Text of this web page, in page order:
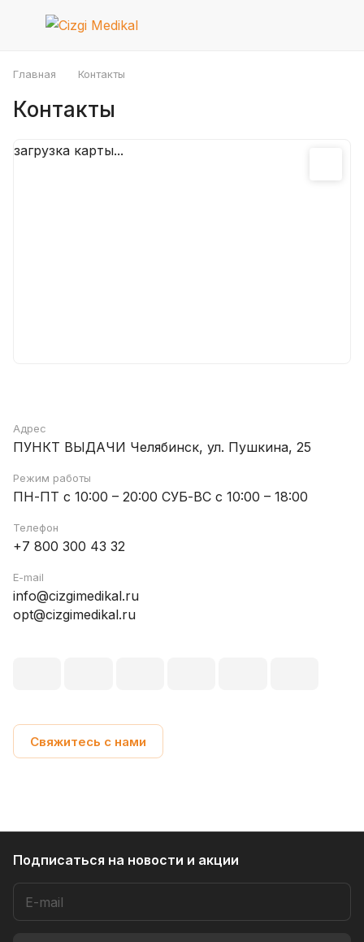
Главная Контакты
Контакты
Адрес
ПУНКТ ВЫДАЧИ Челябинск, ул. Пушкина, 25
Режим работы
ПН-ПТ с 10:00 – 20:00 СУБ-ВС с 10:00 – 18:00
Телефон
+7 800 300 43 32
E-mail
info@cizgimedikal.ru
opt@cizgimedikal.ru
Свяжитесь с нами
загрузка карты...
Подписаться на новости и акции